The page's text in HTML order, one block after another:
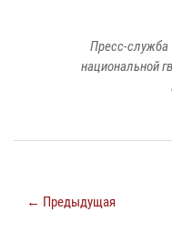
Пресс-служба
национальной
← Предыдущая